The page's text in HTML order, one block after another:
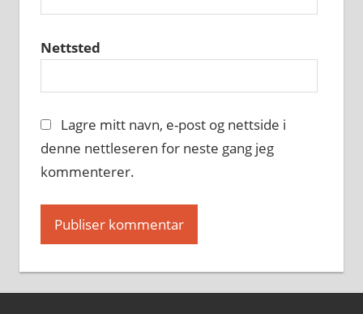
Nettsted
Lagre mitt navn, e-post og nettside i
denne nettleseren for neste gang jeg
kommenterer.